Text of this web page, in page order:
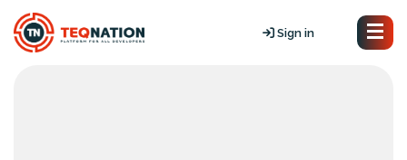
Sign in